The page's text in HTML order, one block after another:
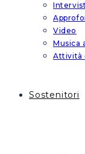
Video
Musica
Attività
Sostenitori